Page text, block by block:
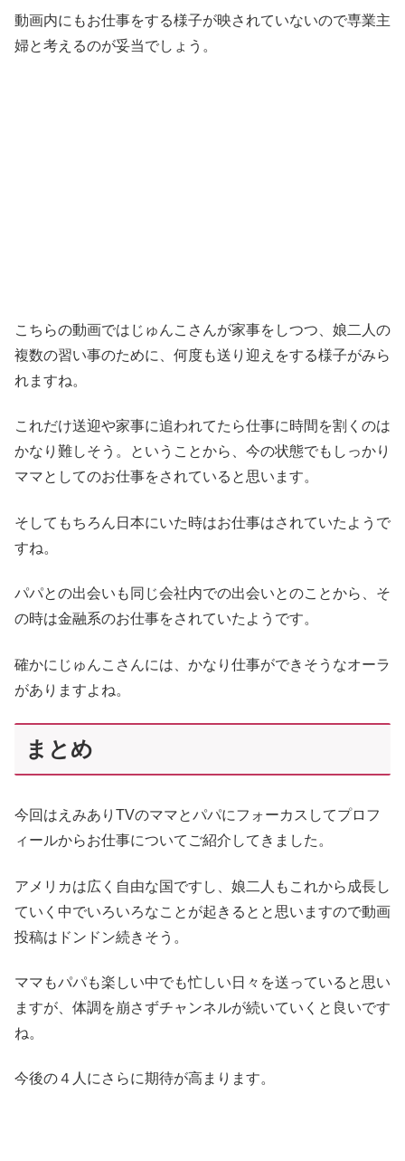
動画内にもお仕事をする様子が映されていないので専業主
婦と考えるのが妥当でしょう。
こちらの動画ではじゅんこさんが家事をしつつ、娘二人の
複数の習い事のために、何度も送り迎えをする様子がみら
れますね。
これだけ送迎や家事に追われてたら仕事に時間を割くのは
かなり難しそう。ということから、今の状態でもしっかり
ママとしてのお仕事をされていると思います。
そしてもちろん日本にいた時はお仕事はされていたようで
すね。
パパとの出会いも同じ会社内での出会いとのことから、そ
の時は金融系のお仕事をされていたようです。
確かにじゅんこさんには、かなり仕事ができそうなオーラ
がありますよね。
まとめ
今回はえみありTVのママとパパにフォーカスしてプロフ
ィールからお仕事についてご紹介してきました。
アメリカは広く自由な国ですし、娘二人もこれから成長し
ていく中でいろいろなことが起きるとと思いますので動画
投稿はドンドン続きそう。
ママもパパも楽しい中でも忙しい日々を送っていると思い
ますが、体調を崩さずチャンネルが続いていくと良いです
ね。
今後の４人にさらに期待が高まります。